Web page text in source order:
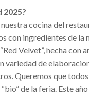
2025?
cocina del
con ingredientes de la
Velvet”, hecha con
de
Queremos que
de la feria. Este